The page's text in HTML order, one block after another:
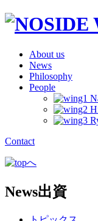
About us
News
Philosophy
People
Contact
News出資